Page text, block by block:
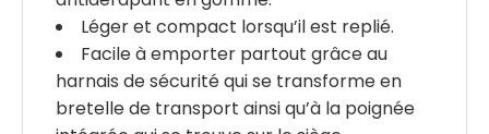
Léger et compact lorsqu’il est replié.
Facile à emporter partout grâce au
harnais de sécurité qui se transforme en
bretelle de transport ainsi qu’à la poignée